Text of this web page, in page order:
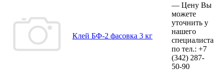
Клей БФ-2 фасовка 3 кг
— Цену Вы
можете
уточнить у
нашего
специалиста
по тел.: +7
(342) 287-
50-90